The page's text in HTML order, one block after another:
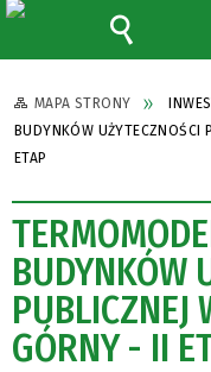
MAPA STRONY
BUDYNKÓW UŻYTECZNOŚCI
ETAP
BUDYNKÓW
PUBLICZNEJ
GÓRNY - II